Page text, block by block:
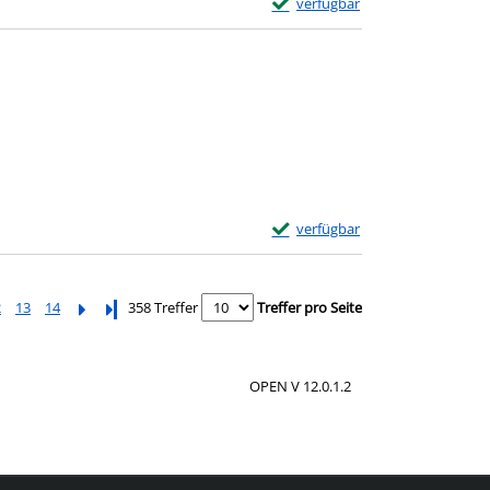
Zum Download von externem
verfügbar
Exemplar-Details von Die
Zum Download von externem
13 14 Letzte Seite
358 Treffer
Treffer pro Seite
OPEN V 12.0.1.2